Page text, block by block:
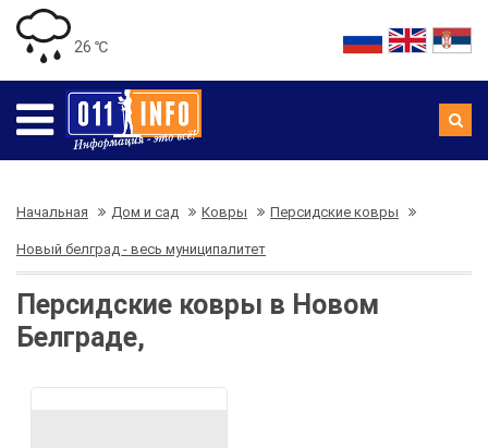
26 ℃
Начальная Дом и сад Ковры Персидские ковры
Новый белград - весь муниципалитет
Персидские ковры в Новом
Белграде,